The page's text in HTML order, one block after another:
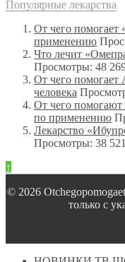
Популярные лекарства
От чего
применению
Что лечит
Просмотры: 48
От чего
человека
От чего помогают
по применению
Лекарство
Просмотры: 38 521
↑
© 2026
только с